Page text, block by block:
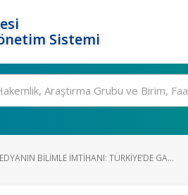
Sistemi
BILIMLE İMTIHANI: TÜRKIYE’DE GA...